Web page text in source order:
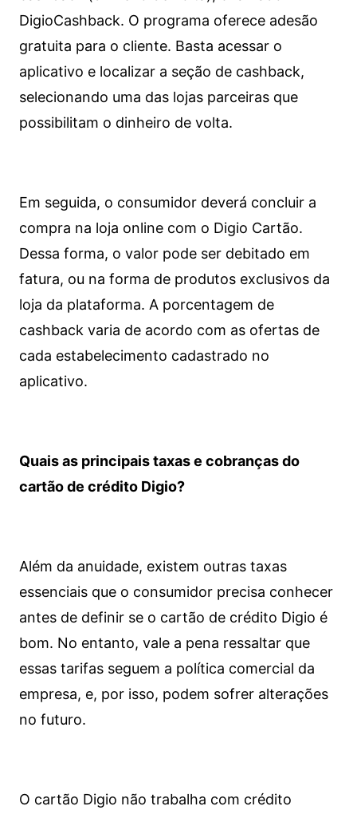
DigioCashback. O programa oferece adesão
gratuita para o cliente. Basta acessar o
aplicativo e localizar a seção de cashback,
selecionando uma das lojas parceiras que
possibilitam o dinheiro de volta.
Em seguida, o consumidor deverá concluir a
compra na loja online com o Digio Cartão.
Dessa forma, o valor pode ser debitado em
fatura, ou na forma de produtos exclusivos da
loja da plataforma. A porcentagem de
cashback varia de acordo com as ofertas de
cada estabelecimento cadastrado no
aplicativo.
Quais as principais taxas e cobranças do
cartão de crédito Digio?
Além da anuidade, existem outras taxas
essenciais que o consumidor precisa conhecer
antes de definir se o cartão de crédito Digio é
bom. No entanto, vale a pena ressaltar que
essas tarifas seguem a política comercial da
empresa, e, por isso, podem sofrer alterações
no futuro.
O cartão Digio não trabalha com crédito